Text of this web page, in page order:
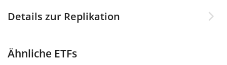
Details zur Replikation
Ähnliche ETFs